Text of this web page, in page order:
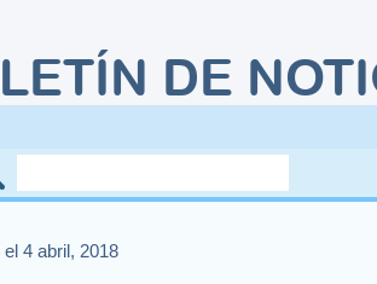
DE
4 abril, 2018